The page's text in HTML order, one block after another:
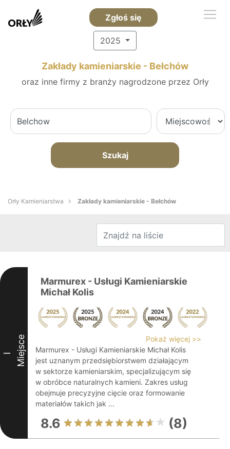
Zgłoś się
2025
Zakłady kamieniarskie - Bełchów
oraz inne firmy z branży nagrodzone przez Orły
Szukaj
Orły Kamieniarstwa Zakłady kamieniarskie - Bełchów
I Miejsce
Marmurex - Usługi Kamieniarskie
Michał Kolis
Pokaż więcej >>
Marmurex - Usługi Kamieniarskie Michał Kolis
jest uznanym przedsiębiorstwem działającym
w sektorze kamieniarskim, specjalizującym się
w obróbce naturalnych kamieni. Zakres usług
obejmuje precyzyjne cięcie oraz formowanie
materiałów takich jak ...
8.6 (8)